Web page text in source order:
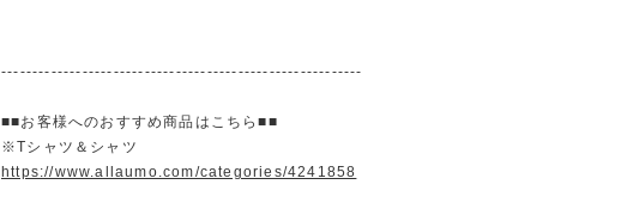
----------------------------------------------------------
■■お客様へのおすすめ商品はこちら■■
※Tシャツ＆シャツ
https://www.allaumo.com/categories/4241858